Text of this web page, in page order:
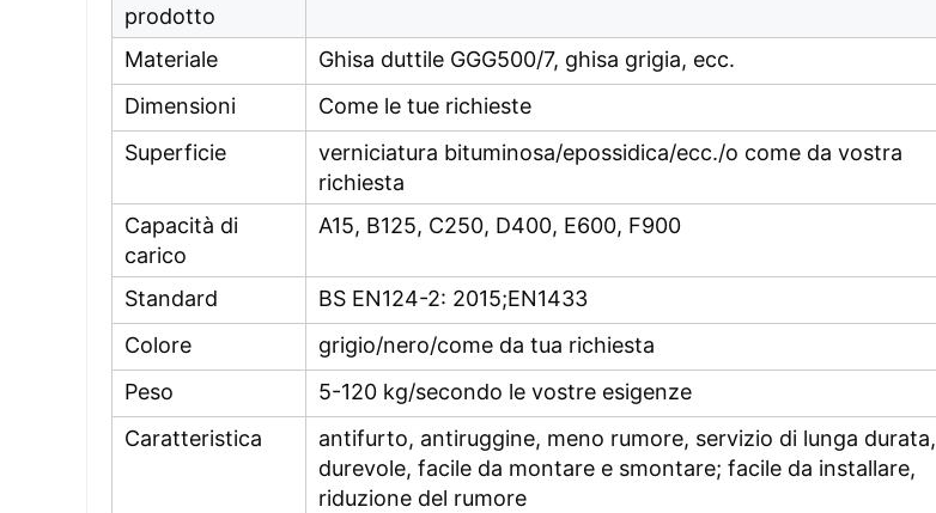
prodotto
Materiale
Ghisa duttile GGG500/7, ghisa grigia, ecc.
Dimensioni
Come le tue richieste
Superficie
verniciatura bituminosa/epossidica/ecc./o come da vostra
richiesta
Capacità di
carico
A15, B125, C250, D400, E600, F900
Standard
BS EN124-2: 2015;EN1433
Colore
grigio/nero/come da tua richiesta
Peso
5-120 kg/secondo le vostre esigenze
Caratteristica
antifurto, antiruggine, meno rumore, servizio di lunga durata,
durevole, facile da montare e smontare; facile da installare,
riduzione del rumore